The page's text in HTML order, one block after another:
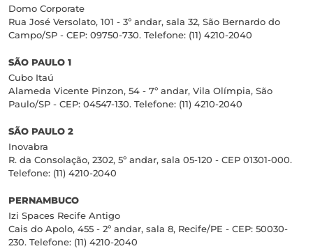
Domo Corporate
Rua José Versolato, 101 - 3º andar, sala 32, São Bernardo do
Campo/SP - CEP: 09750-730. Telefone: (11) 4210-2040
SÃO PAULO 1
Cubo Itaú
Alameda Vicente Pinzon, 54 - 7º andar, Vila Olímpia, São
Paulo/SP - CEP: 04547-130. Telefone: (11) 4210-2040
SÃO PAULO 2
Inovabra
R. da Consolação, 2302, 5º andar, sala 05-120 - CEP 01301-000.
Telefone: (11) 4210-2040
PERNAMBUCO
Izi Spaces Recife Antigo
Cais do Apolo, 455 - 2º andar, sala 8, Recife/PE - CEP: 50030-
230. Telefone: (11) 4210-2040